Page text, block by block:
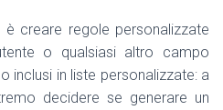
creare regole personalizzate
o qualsiasi altro campo
inclusi in liste personalizzate: a
decidere se generare un